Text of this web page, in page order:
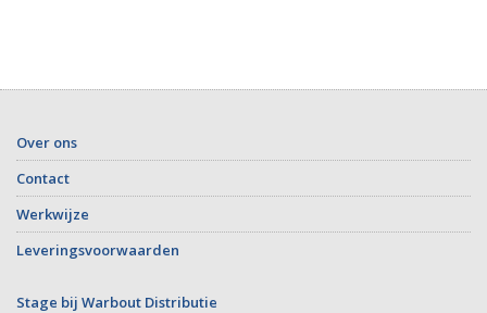
Over ons
Contact
Werkwijze
Leveringsvoorwaarden
Stage bij Warbout Distributie